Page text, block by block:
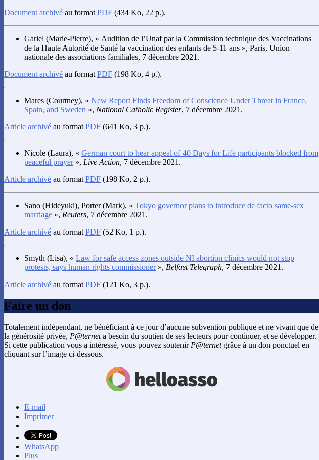
Document archivé au format PDF (434 Ko, 22 p.).
Gariel (Marie-Pierre), « Audition de l’Unaf par la Commission technique des Vaccinations
de la Haute Autorité de Santé la vaccination des enfants de 5-11 ans », Paris, Union
nationale des associations familiales, 7 décembre 2021.
Document archivé au format PDF (198 Ko, 4 p.).
Mares (Courtney), « New Report Finds Freedom of Conscience Under Threat in France,
Spain, and Sweden », National Catholic Register, 7 décembre 2021.
Article archivé au format PDF (641 Ko, 3 p.).
Nicole (Laura), « German court to hear appeal of 40 Days for Life participants blocked from
peaceful prayer», Live Action, 7 décembre 2021.
Article archivé au format PDF (198 Ko, 2 p.).
Sano (Hideyuki), Porter(Mark), « Tokyo governor plans to introduce de facto same-sex
marriage », Reuters, 7 décembre 2021.
Article archivé au format PDF (52 Ko, 1 p.).
Smyth (Lisa), « Law for safe access zones outside NI abortion clinics would not stop
protests, says human rights commissioner», Belfast Telegraph, 7 décembre 2021.
Article archivé au format PDF (121 Ko, 3 p.).
Faire un don
Totalement indépendant, ne bénéficiant à ce jour d’aucune subvention publique et ne vivant que de
la générosité privée, P@terneta besoin du soutien de ses lecteurs pour continuer, et se développer.
Si cette publication vous a intéressé, vous pouvez soutenirP@ternetgrâce à un don ponctuel en
cliquant sur l’image ci-dessous.
E-mail
Imprimer
WhatsApp
Plus